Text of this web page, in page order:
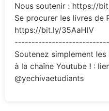
Nous soutenir : https://
Se procurer les livres de
https://bit.ly/35AaHlV
Soutenez simplement
à la chaîne Youtube ! :
@yechivaetudiants